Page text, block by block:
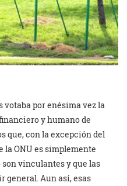
por enésima vez la
y humano de
que, con la excepción del
la ONU es simplemente
vinculantes y que las
general. Aun así, esas